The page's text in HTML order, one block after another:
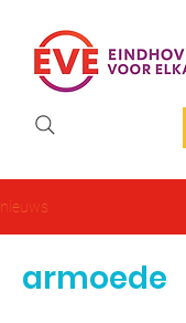
nieuws
armoede